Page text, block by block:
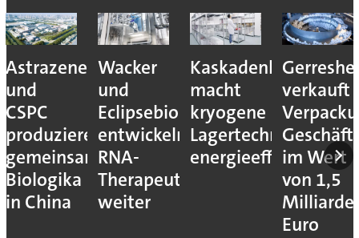
Astrazeneca
und
CSPC
produzieren
gemeinsam
Biologika
in China
Wacker
und
Eclipsebio
entwickeln
RNA-
Therapeutika
weiter
Kaskadenkonzept
macht
kryogene
Lagertechnik
energieeffizienter
verkauft
im Wert
von 1,5
Euro